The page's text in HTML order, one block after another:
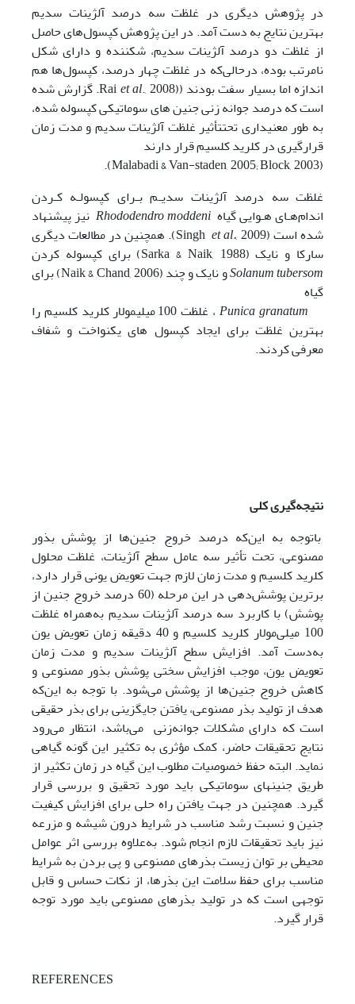
در پژوهش دیگری در غلظت سه درصد آلژینات سدیم
بهترین نتایج به­ دست آمد. در این پژوهش کپسول‌های حاصل
از غلظت دو درصد آلژینات سدیم، شکننده و دارای شکل
نامرتب بوده، درحالی‌که در غلظت چهار درصد، کپسول‌ها هم
اندازه اما بسیار سفت بودند ((Rai
et al
., 2008. گزارش شده
است که درصد جوانه ­زنی جنین ­های سوماتیکی کپسوله شده،
به ­طور معنی­داری تحت­تأثیر غلظت آلژینات سدیم و مدت زمان
قرارگیری در کلرید کلسیم قرار دارند
(Malabadi & Van-staden, 2005; Block, 2003).
غلظت سه درصد آلژینات سدیـم بـرای کپسولـه کـردن
اندام‌هـای هـوایی گیاه Rhododendro moddeni نیز پیشنهاد
شده است (Singh
et al.
, 2009). همچنین در مطالعات دیگری
سارکا و نایک (Sarka & Naik, 1988) برای کپسوله کردن
Solanum tubersom
و نایک و چند (Naik & Chand, 2006) برای
گیاه
Punicagranatum ،
غلظت 100 میلی­مولار کلرید کلسیم را
بهترین غلظت برای ایجاد کپسول ­های یکنواخت و شفاف
معرفی کردند.
نتیجه‌گیری کلی
باتوجه به این‌که درصد خروج جنین‌ها از پوشش‌ بذور
مصنوعی، تحت تأثیر سه عامل سطح آلژینات، غلظت محلول
کلرید کلسیم و مدت زمان لازم جهت تعویض یونی قرار دارد،
برترین پوشش‌دهی در این مرحله (60 درصد خروج جنین از
پوشش) با کاربرد سه درصد آلژینات سدیم به‌همراه غلظت
100 میلی‌مولار کلرید کلسیم و 40 دقیقه زمان تعویض یون
به‌دست آمد. افزایش سطح آلژینات سدیم و مدت زمان
تعویض یون، موجب افزایش سختی پوشش بذور مصنوعی و
کاهش خروج جنین‌ها از پوشش می‌شود. با توجه به این‌که
هدف از تولید بذر مصنوعی، یافتن جایگزینی برای بذر حقیقی
است که دارای مشکلات جوانه‌زنی می‌باشد، انتظار می‌رود
نتایج تحقیقات حاضر، کمک مؤثری به تکثیر این گونه گیاهی
نماید. البته حفظ خصوصیات مطلوب این گیاه در زمان تکثیر از
طریق جنین­های سوماتیکی باید مورد تحقیق و بررسی قرار
گیرد. همچنین در جهت یافتن راه حلی برای افزایش کیفیت
جنین و نسبت رشد مناسب در شرایط درون شیشه و مزرعه
نیز باید تحقیقات لازم انجام شود. به‌علاوه بررسی اثر عوامل
محیطی بر توان زیست بذرهای مصنوعی و پی بردن به شرایط
مناسب برای حفظ سلامت این بذرها، از نکات حساس و قابل
توجهی است که در تولید بذرهای مصنوعی باید مورد توجه
قرار گیرد.
REFERENCES